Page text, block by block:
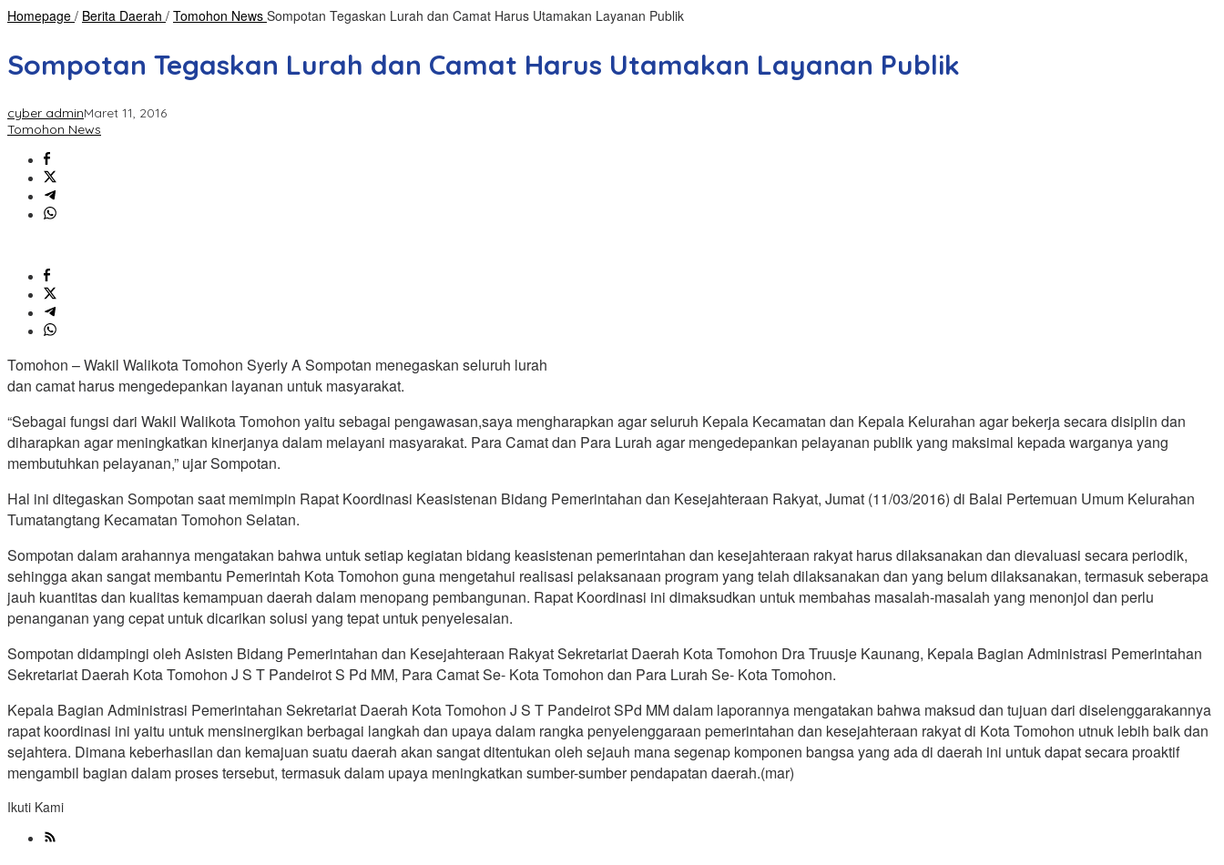
Homepage / Berita Daerah / Tomohon News Sompotan Tegaskan Lurah dan Camat Harus Utamakan Layanan Publik
Sompotan Tegaskan Lurah dan Camat Harus Utamakan Layanan Publik
cyber adminMaret 11, 2016
Tomohon News
Tomohon – Wakil Walikota Tomohon Syerly A Sompotan menegaskan seluruh lurah
dan camat harus mengedepankan layanan untuk masyarakat.
“Sebagai fungsi dari Wakil Walikota Tomohon yaitu sebagai pengawasan,saya mengharapkan agar seluruh Kepala Kecamatan dan Kepala Kelurahan agar bekerja secara disiplin dan
diharapkan agar meningkatkan kinerjanya dalam melayani masyarakat. Para Camat dan Para Lurah agar mengedepankan pelayanan publik yang maksimal kepada warganya yang
membutuhkan pelayanan,” ujar Sompotan.
Hal ini ditegaskan Sompotan saat memimpin Rapat Koordinasi Keasistenan Bidang Pemerintahan dan Kesejahteraan Rakyat, Jumat (11/03/2016) di Balai Pertemuan Umum Kelurahan
Tumatangtang Kecamatan Tomohon Selatan.
Sompotan dalam arahannya mengatakan bahwa untuk setiap kegiatan bidang keasistenan pemerintahan dan kesejahteraan rakyat harus dilaksanakan dan dievaluasi secara periodik,
sehingga akan sangat membantu Pemerintah Kota Tomohon guna mengetahui realisasi pelaksanaan program yang telah dilaksanakan dan yang belum dilaksanakan, termasuk seberapa
jauh kuantitas dan kualitas kemampuan daerah dalam menopang pembangunan. Rapat Koordinasi ini dimaksudkan untuk membahas masalah-masalah yang menonjol dan perlu
penanganan yang cepat untuk dicarikan solusi yang tepat untuk penyelesaian.
Sompotan didampingi oleh Asisten Bidang Pemerintahan dan Kesejahteraan Rakyat Sekretariat Daerah Kota Tomohon Dra Truusje Kaunang, Kepala Bagian Administrasi Pemerintahan
Sekretariat Daerah Kota Tomohon J S T Pandeirot S Pd MM, Para Camat Se- Kota Tomohon dan Para Lurah Se- Kota Tomohon.
Kepala Bagian Administrasi Pemerintahan Sekretariat Daerah Kota Tomohon J S T Pandeirot SPd MM dalam laporannya mengatakan bahwa maksud dan tujuan dari diselenggarakannya
rapat koordinasi ini yaitu untuk mensinergikan berbagai langkah dan upaya dalam rangka penyelenggaraan pemerintahan dan kesejahteraan rakyat di Kota Tomohon utnuk lebih baik dan
sejahtera. Dimana keberhasilan dan kemajuan suatu daerah akan sangat ditentukan oleh sejauh mana segenap komponen bangsa yang ada di daerah ini untuk dapat secara proaktif
mengambil bagian dalam proses tersebut, termasuk dalam upaya meningkatkan sumber-sumber pendapatan daerah.(mar)
Ikuti Kami